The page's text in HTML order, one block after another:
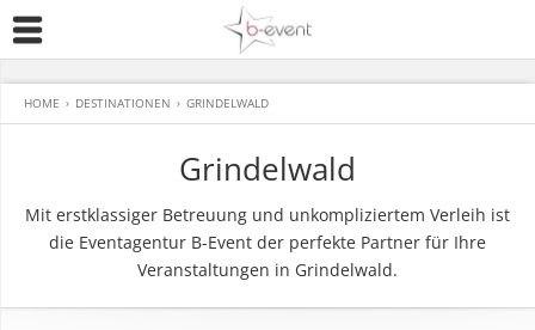
Grindelwald
Mit erstklassiger Betreuung und unkompliziertem Verleih ist
die Eventagentur B-Event der perfekte Partner für Ihre
Veranstaltungen in Grindelwald.
HOME › DESTINATIONEN › GRINDELWALD